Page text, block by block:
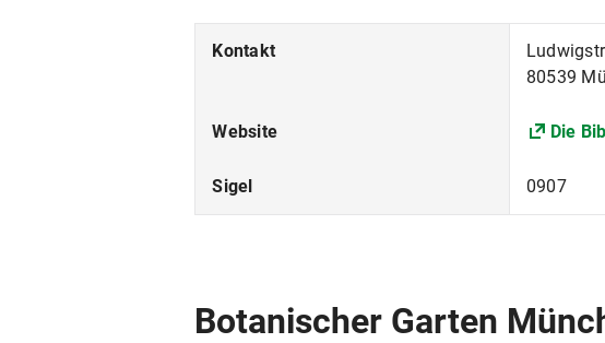
Kontakt
80539
Website Die
Sigel 0907
Botanischer Garten